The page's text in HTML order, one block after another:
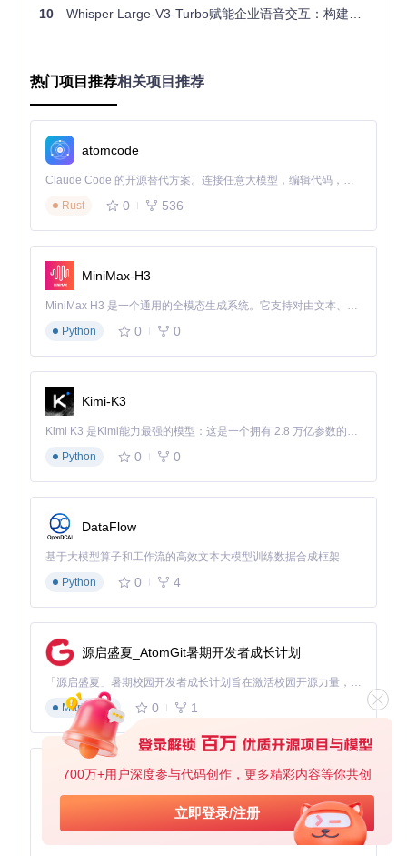
700万+用户深度参与代码创作，更多精彩内容等你共创
立即登录/注册
核心需求指标 ：
离线可用能力
技术原理：实时语音识别的技术选型决策指南
面对多样化的场景需求，如何选择合适的技术路径？FunASR
提供了完整的技术栈支持，关键在于理解各技术组件的适用场
景和性能特性。
核心架构解析：从离线到实时的技术跃迁
传统语音识别系统采用"全量音频→完整处理→一次性输出"的
串行架构，而FunASR通过流式处理引擎实现了革命性突破。
离线架构：完整音频输入→语音端点检测→声学模型→语言
模型→结果输出
实时架构：音频流分片→增量处理→中间结果输出→动态修
正
FunASR的Paraformer架构采用非自回归解码技术，将传统序
列生成的O(n²)复杂度降低至O(n)，在保持识别精度的同时，
在金融客服场景中，采用流式架构后，用户等待时间从平均4.
2秒缩短至0.8秒，问题一次性解决率提升28%。
关键技术组件选型策略
方案？
1. 语音端点检测（VAD）选型
FSMN-VAD：适用于低功耗场景，如智能手表、蓝牙耳机
实时VAD：适用于需要精确检测的场景，如会议记录
2. 声学模型选型
Paraformer-online：低延迟场景首选，延迟<100ms
Conformer：高精度场景适用，适合安静环境下的语音识别
SenseVoice：移动端场景优化，模型体积小，识别速度快
10 Whisper Large-V3-Turbo赋能企业语音交互：构建实时响应系统的全栈优化方法
热门项目推荐相关项目推荐
atomcode
Claude Code 的开源替代方案。连接任意大模型，编辑代码，运行命令，自动验证 — 全自动执行。用 Rust 构建，极致性能。 ｜ An open-source alternative to Claude Code. Connect any LLM, edit code, run commands, and verify changes — autonomously. Built in Rust for speed. Get Started
Rust
0 536
MiniMax-H3
MiniMax H3 是一个通用的全模态生成系统。它支持对由文本、图像、视频和音频组成的多模态上下文进行统一理解，并能生成分辨率高达 2K、时长可达 15 秒的带原生立体声音频的视频。得益于面向任务泛化的系统设计，H3 在预训练阶段就已具备广泛的多模态上下文理解与生成能力，能够出色地执行复杂的多模态指令。
Python
0 0
Kimi-K3
Kimi K3 是Kimi能力最强的模型：这是一个拥有 2.8 万亿参数的混合专家（MoE）模型，具备原生视觉理解能力，并支持 100 万 token 的上下文窗口。
Python
0 0
DataFlow
基于大模型算子和工作流的高效文本大模型训练数据合成框架
Python
0 4
源启盛夏_AtomGit暑期开发者成长计划
「源启盛夏」暑期校园开发者成长计划旨在激活校园开源力量，通过积分激励、认证扶持、资源倾斜等形式，引导高校组织和开发者完成「入驻 — 建项目 — 做贡献 — 获认证 — 得资源」的完整闭环。无论你是想带领社团入驻平台的组织者，还是希望用代码贡献证明自己的开发者，都能在这里找到属于你的成长路径。
Markdown
0 1
py-xiaozhi
基于Python的Xiaozhi AI，适用于想要完整Xiaozhi体验而无需拥有专用硬件的用户。
Python
0 1